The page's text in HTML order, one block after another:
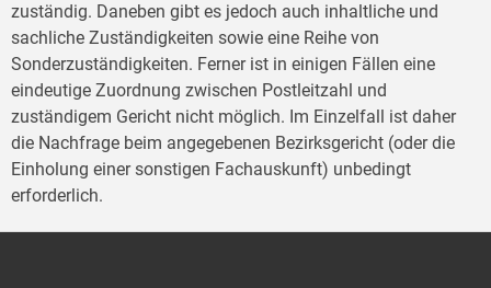
zuständig. Daneben gibt es jedoch auch inhaltliche und
sachliche Zuständigkeiten sowie eine Reihe von
Sonderzuständigkeiten. Ferner ist in einigen Fällen eine
eindeutige Zuordnung zwischen Postleitzahl und
zuständigem Gericht nicht möglich. Im Einzelfall ist daher
die Nachfrage beim angegebenen Bezirksgericht (oder die
Einholung einer sonstigen Fachauskunft) unbedingt
erforderlich.